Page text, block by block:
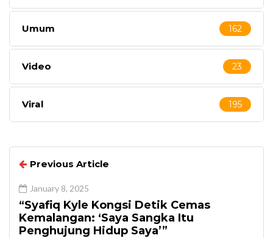
Umum 162
Video 23
Viral 195
Previous Article
January 8, 2025
“Syafiq Kyle Kongsi Detik Cemas
Kemalangan: ‘Saya Sangka Itu
Penghujung Hidup Saya’”